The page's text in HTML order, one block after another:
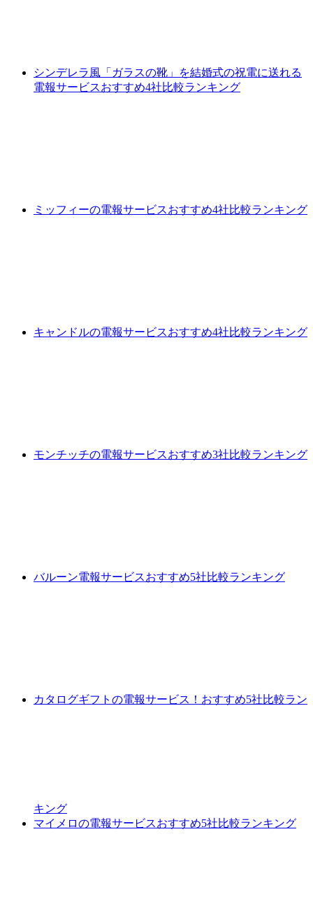
シンデレラ風「ガラスの靴」を結婚式の祝電に送れる
電報サービスおすすめ4社比較ランキング
ミッフィーの電報サービスおすすめ4社比較ランキング
キャンドルの電報サービスおすすめ4社比較ランキング
モンチッチの電報サービスおすすめ3社比較ランキング
バルーン電報サービスおすすめ5社比較ランキング
カタログギフトの電報サービス！おすすめ5社比較ラン
キング
マイメロの電報サービスおすすめ5社比較ランキング